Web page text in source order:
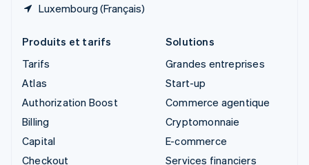
Luxembourg (Français)
Produits et tarifs
Tarifs
Atlas
Authorization Boost
Billing
Capital
Checkout
Solutions
Grandes entreprises
Start-up
Commerce agentique
Cryptomonnaie
E-commerce
Services financiers